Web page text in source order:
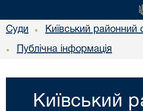
Суди • Київський
• Публічна інформація
Київський